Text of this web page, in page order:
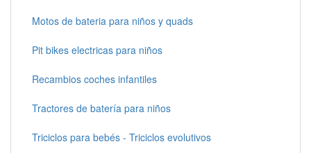
Motos de bateria para niños y quads
Pit bikes electricas para niños
Recambios coches infantiles
Tractores de batería para niños
Triciclos para bebés - Triciclos evolutivos